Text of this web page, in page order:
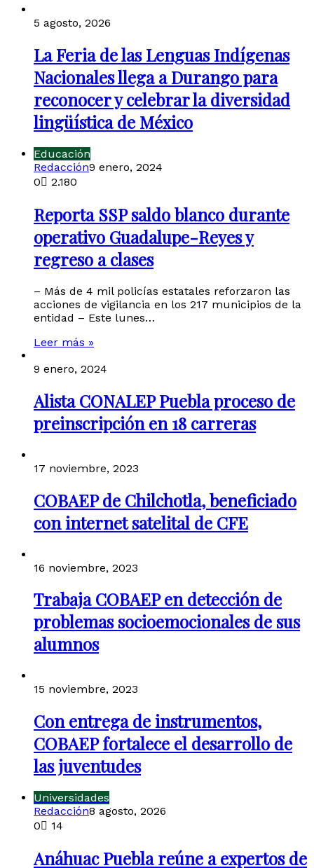
5 agosto, 2026
La Feria de las Lenguas Indígenas
Nacionales llega a Durango para
reconocer y celebrar la diversidad
lingüística de México
Educación
Redacción9 enero, 2024
0
2.180
Reporta SSP saldo blanco durante
operativo Guadalupe-Reyes y
regreso a clases
– Más de 4 mil policías estatales reforzaron las
acciones de vigilancia en los 217 municipios de la
entidad – Este lunes…
Leer más »
9 enero, 2024
Alista CONALEP Puebla proceso de
preinscripción en 18 carreras
17 noviembre, 2023
COBAEP de Chilchotla, beneficiado
con internet satelital de CFE
16 noviembre, 2023
Trabaja COBAEP en detección de
problemas socioemocionales de sus
alumnos
15 noviembre, 2023
Con entrega de instrumentos,
COBAEP fortalece el desarrollo de
las juventudes
Universidades
Redacción8 agosto, 2026
0
14
Anáhuac Puebla reúne a expertos de